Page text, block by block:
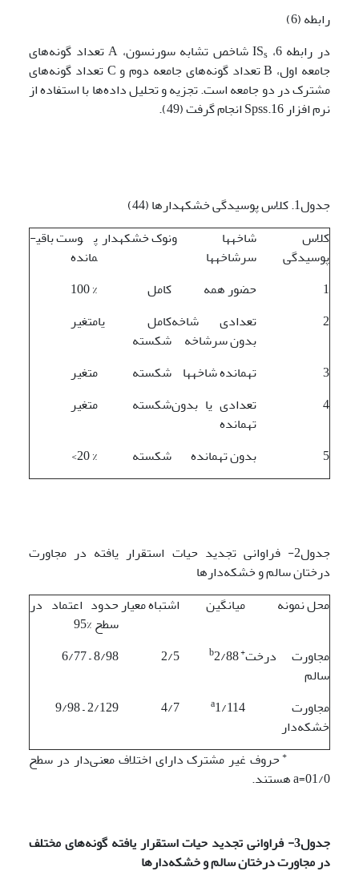
رابطه (6)
در رابطه 6، IS
s
شاخص تشابه سورنسون، A تعداد گونه‌های
جامعه اول، B تعداد گونه‌های جامعه دوم و C تعداد گونه‌های
مشترک در دو جامعه است. تجزیه و تحلیل داده‌ها با استفاده از
نرم افزار Spss.16 انجام گرفت (49).
جدول1. کلاس پوسیدگی خشکه­دارها (44)
کلاس
پوسیدگی
شاخه­ها و
سرشاخه­ها
نوک خشکه­دار
پوست باقی­
مانده
1
حضور همه کامل
% 100
2
تعدادی شاخه
بدون سرشاخه
کامل یا
شکسته
متغیر
3 ته­مانده شاخه­ها شکسته
متغیر
4
تعدادی یا بدون
ته­مانده
شکسته متغیر
5 بدون ته­مانده شکسته % 20>
جدول2- فراوانی تجدید حیات استقرار یافته در مجاورت
درختان سالم و خشکه‌دارها
محل نمونه
میانگین اشتباه معیار حدود اعتماد در
سطح %95
مجاورت درخت
سالم
+
b2/88
2/5
8/98 – 6/77
مجاورت
خشکه‌دار
a1/114
4/7
2/129 – 9/98
+حروف غیر مشترک دارای اختلاف معنی‌دار در سطح
01/0=a هستند.
جدول3- فراوانی تجدید حیات استقرار یافته گونه‌های مختلف
در مجاورت درختان سالم و خشکه‌دارها